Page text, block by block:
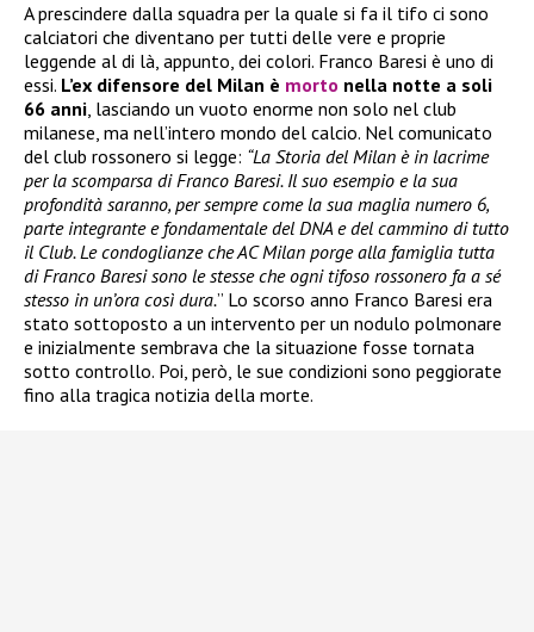
A prescindere dalla squadra per la quale si fa il tifo ci sono
calciatori che diventano per tutti delle vere e proprie
leggende al di là, appunto, dei colori. Franco Baresi è uno di
essi. L’ex difensore del Milan è morto nella notte a soli
66 anni, lasciando un vuoto enorme non solo nel club
milanese, ma nell’intero mondo del calcio. Nel comunicato
del club rossonero si legge: “La Storia del Milan è in lacrime
per la scomparsa di Franco Baresi. Il suo esempio e la sua
profondità saranno, per sempre come la sua maglia numero 6,
parte integrante e fondamentale del DNA e del cammino di tutto
il Club. Le condoglianze che AC Milan porge alla famiglia tutta
di Franco Baresi sono le stesse che ogni tifoso rossonero fa a sé
stesso in un’ora così dura.” Lo scorso anno Franco Baresi era
stato sottoposto a un intervento per un nodulo polmonare
e inizialmente sembrava che la situazione fosse tornata
sotto controllo. Poi, però, le sue condizioni sono peggiorate
fino alla tragica notizia della morte.